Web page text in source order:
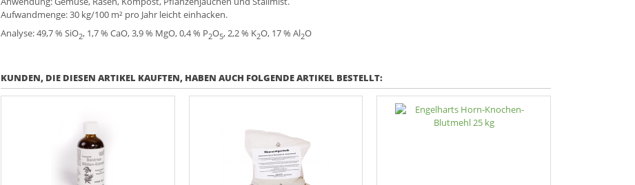
Aufwandmenge: 30 kg/100 m² pro Jahr leicht einhacken.
Analyse: 49,7 % SiO2, 1,7 % CaO, 3,9 % MgO, 0,4 % P2O5, 2,2 % K2O, 17 % Al2O
KUNDEN, DIE DIESEN ARTIKEL KAUFTEN, HABEN AUCH FOLGENDE ARTIKEL BESTELLT: